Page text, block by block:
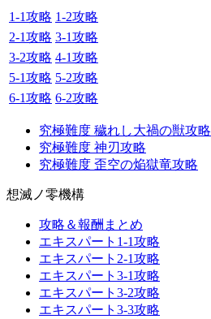
1-1攻略 1-2攻略
2-1攻略 3-1攻略
3-2攻略 4-1攻略
5-1攻略 5-2攻略
6-1攻略 6-2攻略
究極難度 穢れし大禍の獣攻略
究極難度 神刃攻略
究極難度 歪空の焔獄竜攻略
想滅ノ零機構
攻略＆報酬まとめ
エキスパート1-1攻略
エキスパート2-1攻略
エキスパート3-1攻略
エキスパート3-2攻略
エキスパート3-3攻略